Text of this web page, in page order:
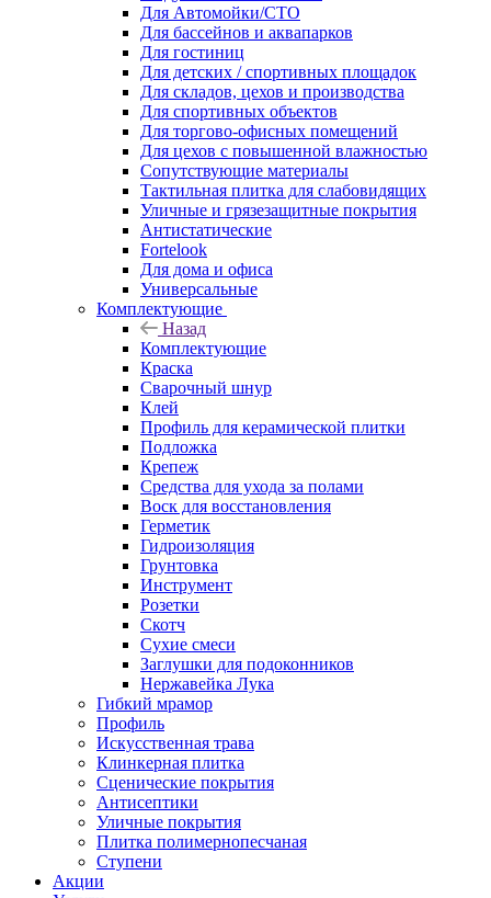
Для Автомойки/СТО
Для бассейнов и аквапарков
Для гостиниц
Для детских / спортивных площадок
Для складов, цехов и производства
Для спортивных объектов
Для торгово-офисных помещений
Для цехов с повышенной влажностью
Сопутствующие материалы
Тактильная плитка для слабовидящих
Уличные и грязезащитные покрытия
Антистатические
Fortelook
Для дома и офиса
Универсальные
Комплектующие
Назад
Комплектующие
Краска
Сварочный шнур
Клей
Профиль для керамической плитки
Подложка
Крепеж
Средства для ухода за полами
Воск для восстановления
Герметик
Гидроизоляция
Грунтовка
Инструмент
Розетки
Скотч
Сухие смеси
Заглушки для подоконников
Нержавейка Лука
Гибкий мрамор
Профиль
Искусственная трава
Клинкерная плитка
Сценические покрытия
Антисептики
Уличные покрытия
Плитка полимернопесчаная
Ступени
Акции